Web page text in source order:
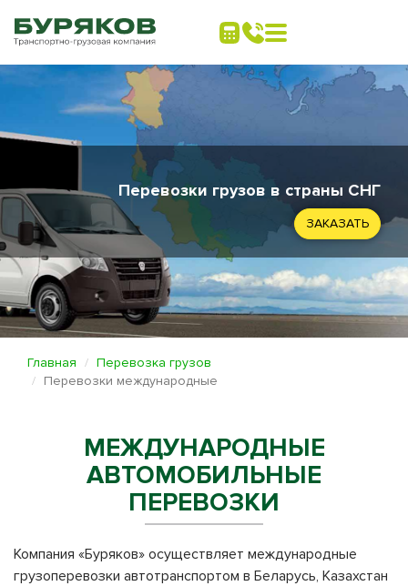
Перевозки грузов в страны СНГ
ЗАКАЗАТЬ
Главная
Перевозка грузов
Перевозки международные
МЕЖДУНАРОДНЫЕ
АВТОМОБИЛЬНЫЕ
ПЕРЕВОЗКИ
Компания «Буряков» осуществляет международные
грузоперевозки автотранспортом в Беларусь, Казахстан